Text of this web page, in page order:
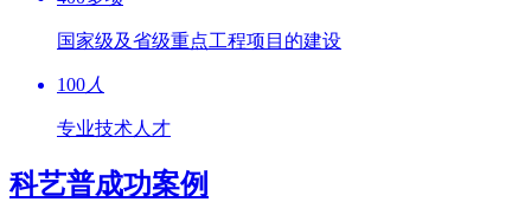
国家级及省级重点工程项目的建设
100 人
专业技术人才
科艺普成功案例